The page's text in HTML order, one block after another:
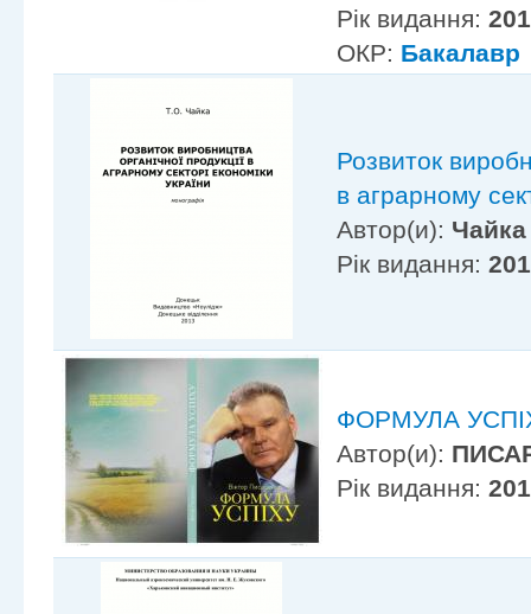
Рік видання:
ОКР: Бакалавр
Розвиток
в аграрному
Автор(и):
Рік видання:
ФОРМУЛА
Автор(и):
Рік видання: